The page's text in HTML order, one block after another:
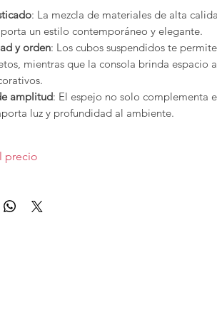
: La mezcla de materiales de alta
un estilo contemporáneo y elegante.
y orden: Los cubos suspendidos te
mientras que la consola brinda espacio
amplitud: El espejo no solo complementa
luz y profundidad al ambiente.
mismo!
que es un programa modular y versátil.
precio
el precio.